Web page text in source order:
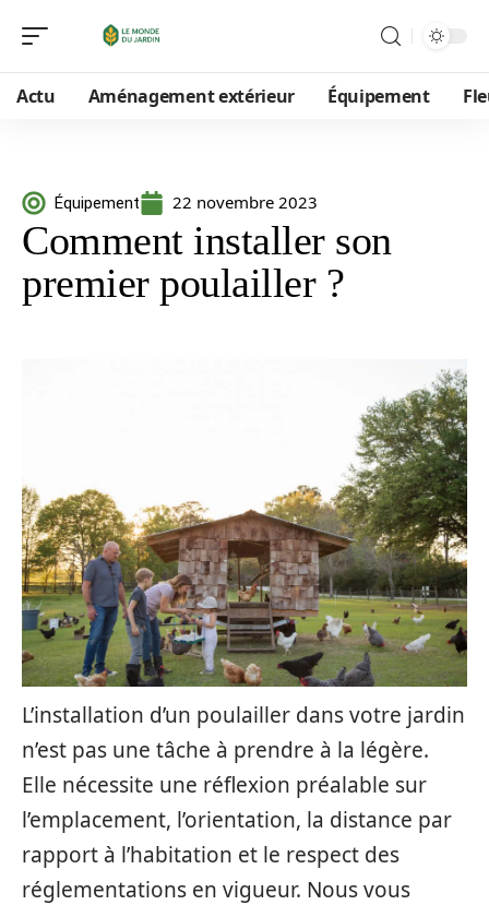
Actu Aménagement extérieur Équipement
Équipement 22 novembre 2023
Comment installer son
premier poulailler ?
L’installation d’un poulailler dans votre jardin
n’est pas une tâche à prendre à la légère.
Elle nécessite une réflexion préalable sur
l’emplacement, l’orientation, la distance par
rapport à l’habitation et le respect des
réglementations en vigueur. Nous vous